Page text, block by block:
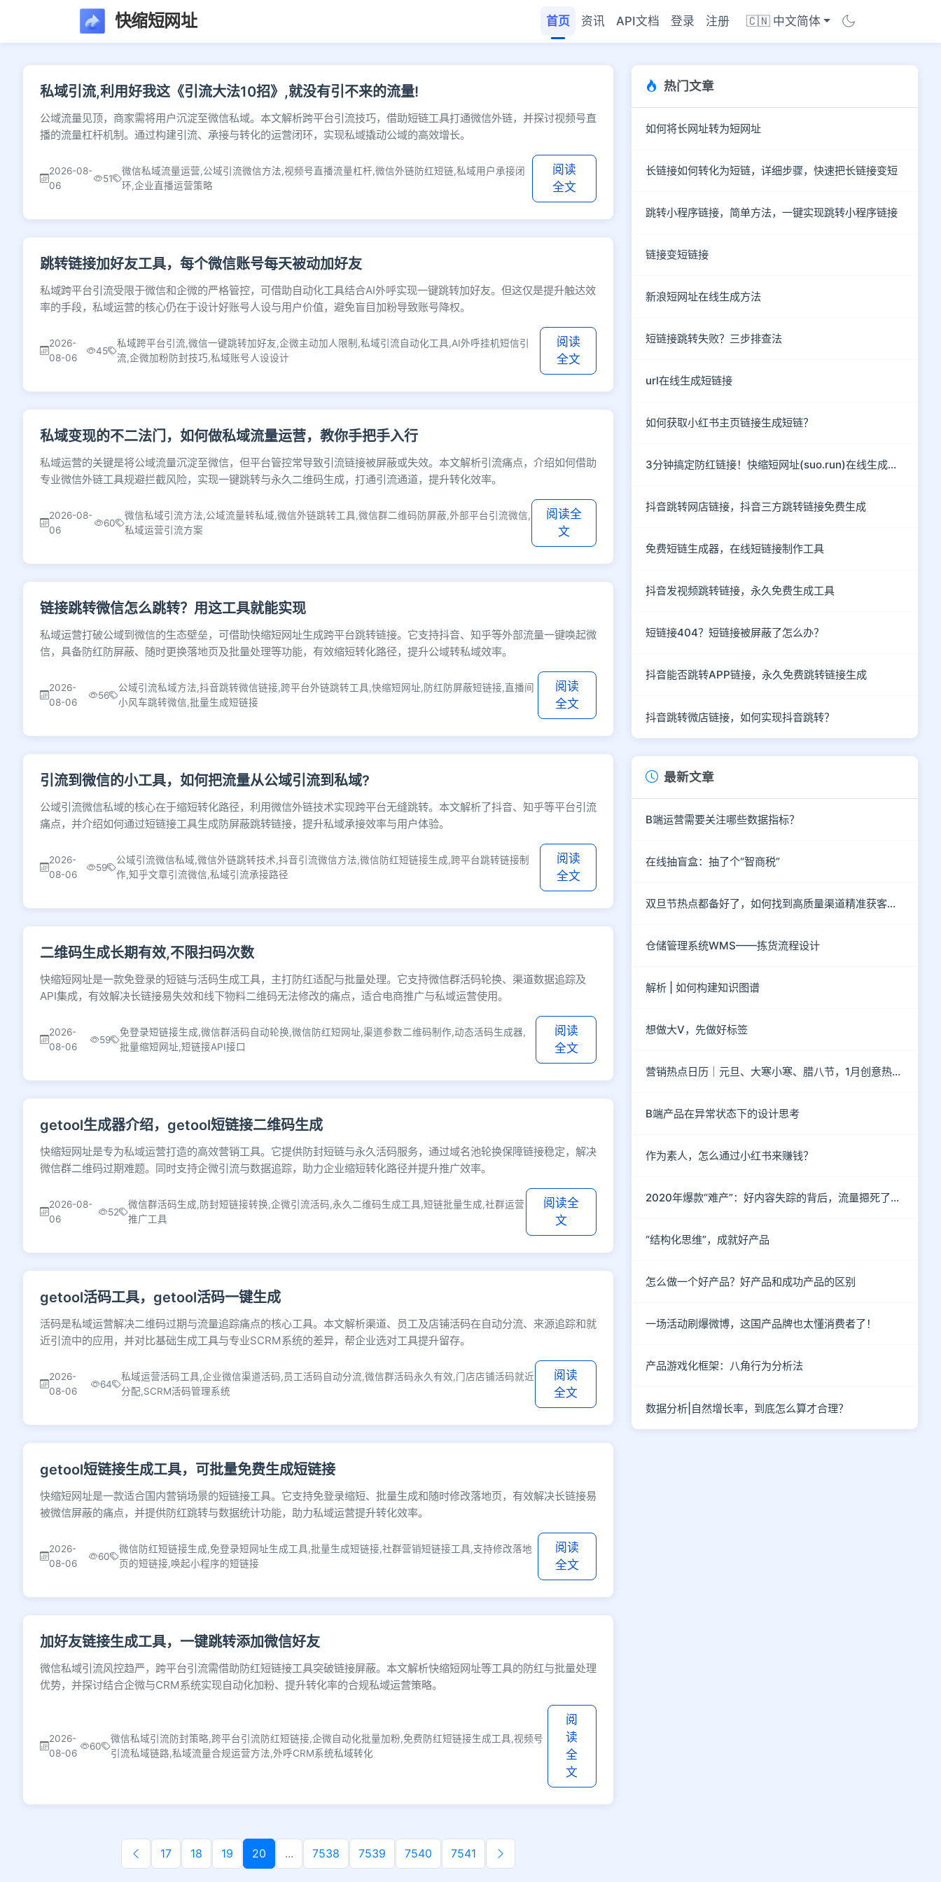
快缩短网址 首页 资讯 API文档 登录 注册 🇨🇳 中文简体
文章列表 - 第20页 - 快缩短网址
私域引流,利用好我这《引流大法10招》,就没有引不来的流量!
公域流量见顶，商家需将用户沉淀至微信私域。本文解析跨平台引流技巧，借助短链工具打通微信外链，并探讨视频号直
播的流量杠杆机制。通过构建引流、承接与转化的运营闭环，实现私域撬动公域的高效增长。
2026-08-
06
51
微信私域流量运营,公域引流微信方法,视频号直播流量杠杆,微信外链防红短链,私域用户承接闭
环,企业直播运营策略
阅读
全文
跳转链接加好友工具，每个微信账号每天被动加好友
私域跨平台引流受限于微信和企微的严格管控，可借助自动化工具结合AI外呼实现一键跳转加好友。但这仅是提升触达效
率的手段，私域运营的核心仍在于设计好账号人设与用户价值，避免盲目加粉导致账号降权。
2026-
08-06
45
私域跨平台引流,微信一键跳转加好友,企微主动加人限制,私域引流自动化工具,AI外呼挂机短信引
流,企微加粉防封技巧,私域账号人设设计
阅读
全文
私域变现的不二法门，如何做私域流量运营，教你手把手入行
私域运营的关键是将公域流量沉淀至微信，但平台管控常导致引流链接被屏蔽或失效。本文解析引流痛点，介绍如何借助
专业微信外链工具规避拦截风险，实现一键跳转与永久二维码生成，打通引流通道，提升转化效率。
2026-08-
06
60
微信私域引流方法,公域流量转私域,微信外链跳转工具,微信群二维码防屏蔽,外部平台引流微信,
私域运营引流方案
阅读全
文
链接跳转微信怎么跳转？用这工具就能实现
私域运营打破公域到微信的生态壁垒，可借助快缩短网址生成跨平台跳转链接。它支持抖音、知乎等外部流量一键唤起微
信，具备防红防屏蔽、随时更换落地页及批量处理等功能，有效缩短转化路径，提升公域转私域效率。
2026-
08-06
56
公域引流私域方法,抖音跳转微信链接,跨平台外链跳转工具,快缩短网址,防红防屏蔽短链接,直播间
小风车跳转微信,批量生成短链接
阅读
全文
引流到微信的小工具，如何把流量从公域引流到私域?
公域引流微信私域的核心在于缩短转化路径，利用微信外链技术实现跨平台无缝跳转。本文解析了抖音、知乎等平台引流
痛点，并介绍如何通过短链接工具生成防屏蔽跳转链接，提升私域承接效率与用户体验。
2026-
08-06
59
公域引流微信私域,微信外链跳转技术,抖音引流微信方法,微信防红短链接生成,跨平台跳转链接制
作,知乎文章引流微信,私域引流承接路径
阅读
全文
二维码生成长期有效,不限扫码次数
快缩短网址是一款免登录的短链与活码生成工具，主打防红适配与批量处理。它支持微信群活码轮换、渠道数据追踪及
API集成，有效解决长链接易失效和线下物料二维码无法修改的痛点，适合电商推广与私域运营使用。
2026-
08-06
59
免登录短链接生成,微信群活码自动轮换,微信防红短网址,渠道参数二维码制作,动态活码生成器,
批量缩短网址,短链接API接口
阅读
全文
getool生成器介绍，getool短链接二维码生成
快缩短网址是专为私域运营打造的高效营销工具。它提供防封短链与永久活码服务，通过域名池轮换保障链接稳定，解决
微信群二维码过期难题。同时支持企微引流与数据追踪，助力企业缩短转化路径并提升推广效率。
2026-08-
06
52
微信群活码生成,防封短链接转换,企微引流活码,永久二维码生成工具,短链批量生成,社群运营
推广工具
阅读全
文
getool活码工具，getool活码一键生成
活码是私域运营解决二维码过期与流量追踪痛点的核心工具。本文解析渠道、员工及店铺活码在自动分流、来源追踪和就
近引流中的应用，并对比基础生成工具与专业SCRM系统的差异，帮企业选对工具提升留存。
2026-
08-06
64
私域运营活码工具,企业微信渠道活码,员工活码自动分流,微信群活码永久有效,门店店铺活码就近
分配,SCRM活码管理系统
阅读
全文
getool短链接生成工具，可批量免费生成短链接
快缩短网址是一款适合国内营销场景的短链接工具。它支持免登录缩短、批量生成和随时修改落地页，有效解决长链接易
被微信屏蔽的痛点，并提供防红跳转与数据统计功能，助力私域运营提升转化效率。
2026-
08-06
60
微信防红短链接生成,免登录短网址生成工具,批量生成短链接,社群营销短链接工具,支持修改落地
页的短链接,唤起小程序的短链接
阅读
全文
加好友链接生成工具，一键跳转添加微信好友
微信私域引流风控趋严，跨平台引流需借助防红短链接工具突破链接屏蔽。本文解析快缩短网址等工具的防红与批量处理
优势，并探讨结合企微与CRM系统实现自动化加粉、提升转化率的合规私域运营策略。
2026-
08-06
60
微信私域引流防封策略,跨平台引流防红短链接,企微自动化批量加粉,免费防红短链接生成工具,视频号
引流私域链路,私域流量合规运营方法,外呼CRM系统私域转化
阅
读
全
文
17 18 19 20 ... 7538 7539 7540 7541
热门文章
如何将长网址转为短网址
长链接如何转化为短链，详细步骤，快速把长链接变短
跳转小程序链接，简单方法，一键实现跳转小程序链接
链接变短链接
新浪短网址在线生成方法
短链接跳转失败？三步排查法
url在线生成短链接
如何获取小红书主页链接生成短链？
3分钟搞定防红链接！快缩短网址(suo.run)在线生成指南
抖音跳转网店链接，抖音三方跳转链接免费生成
免费短链生成器，在线短链接制作工具
抖音发视频跳转链接，永久免费生成工具
短链接404？短链接被屏蔽了怎么办？
抖音能否跳转APP链接，永久免费跳转链接生成
抖音跳转微店链接，如何实现抖音跳转？
最新文章
B端运营需要关注哪些数据指标？
在线抽盲盒：抽了个“智商税”
双旦节热点都备好了，如何找到高质量渠道精准获客呢？
仓储管理系统WMS——拣货流程设计
解析 | 如何构建知识图谱
想做大V，先做好标签
营销热点日历｜元旦、大寒小寒、腊八节，1月创意热点都在这
B端产品在异常状态下的设计思考
作为素人，怎么通过小红书来赚钱？
2020年爆款“难产”：好内容失踪的背后，流量摁死了内容
“结构化思维”，成就好产品
怎么做一个好产品？好产品和成功产品的区别
一场活动刷爆微博，这国产品牌也太懂消费者了！
产品游戏化框架：八角行为分析法
数据分析|自然增长率，到底怎么算才合理？